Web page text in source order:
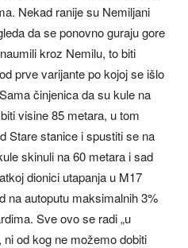
Nekad ranije su Nemiljani
da se ponovno guraju gore
kroz Nemilu, to biti
prve varijante po kojoj se išlo
činjenica da su kule na
visine 85 metara, u tom
Stare stanice i spustiti se na
skinuli na 60 metara i sad
dionici utapanja u M17
na autoputu maksimalnih 3%
Sve ovo se radi „u
od kog ne možemo dobiti